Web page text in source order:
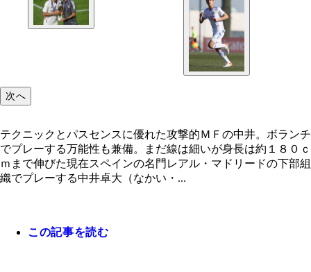
カスティージャの監督を務めるラウール（右）。
のレジェンドＦＷである指揮官にどれだけアピー
次へ
テクニックとパスセンスに優れた攻撃的ＭＦの中井。ボランチ
でプレーする万能性も兼備。まだ線は細いが身長は約１８０ｃ
ｍまで伸びた現在スペインの名門レアル・マドリードの下部組
織でプレーする中井卓大（なかい・...
この記事を読む